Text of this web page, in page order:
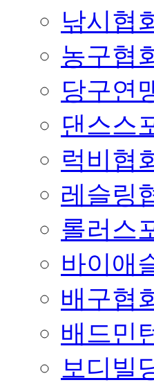
낚시협
농구협
당구연
댄스스
럭비협
레슬링
롤러스
바이애
배구협
배드민
보디빌